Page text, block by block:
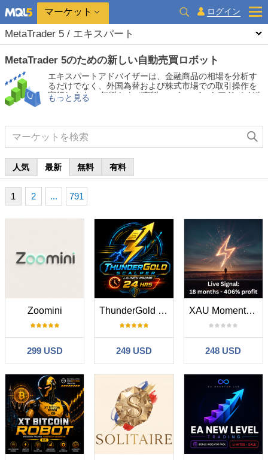
マーケット ログイン
MetaTrader 5 / エキスパート
MetaTrader 5のための新しい自動売買ロボット
エキスパートアドバイザーは、金融商品の相場を分析す
るだけでなく、外国為替および株式市場での取引操作を
実行します。 無料および有料のエキスパートアドバイザ
ーをテストして、取引を自動化し、収益性を高めます。
もっと見る
人気 最新 無料 有料
1 2 ... 791
Zoomini
299 USD
ThunderGold Scalper
249 USD
XAU Momentum
248 USD